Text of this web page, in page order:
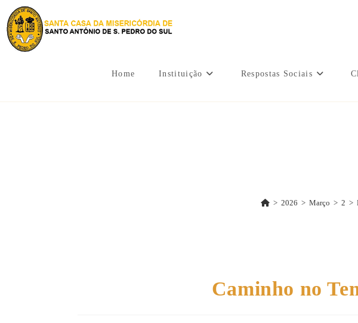
Home Instituição Respostas Sociais
> 2026 > Março > 2 >
Caminho no